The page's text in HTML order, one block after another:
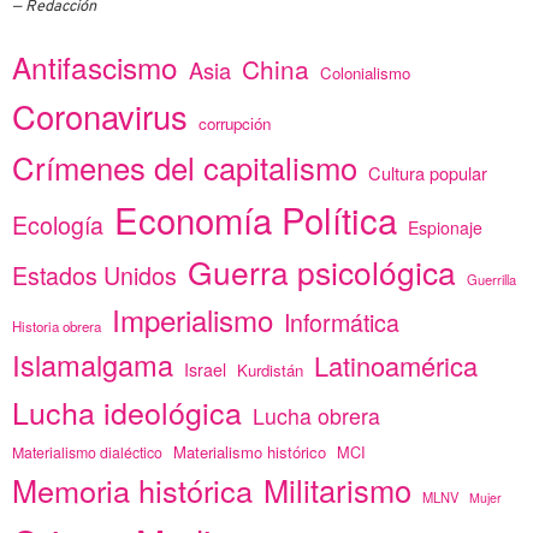
Redacción
Antifascismo Asia China Colonialismo
Coronavirus corrupción
Crímenes del capitalismo Cultura popular
Ecología Economía Política Espionaje
Estados Unidos Guerra psicológica Guerrilla
Historia obrera Imperialismo Informática
Islamalgama Israel Kurdistán Latinoamérica
Lucha ideológica Lucha obrera
Materialismo dialéctico Materialismo histórico MCI
Memoria histórica Militarismo MLNV Mujer